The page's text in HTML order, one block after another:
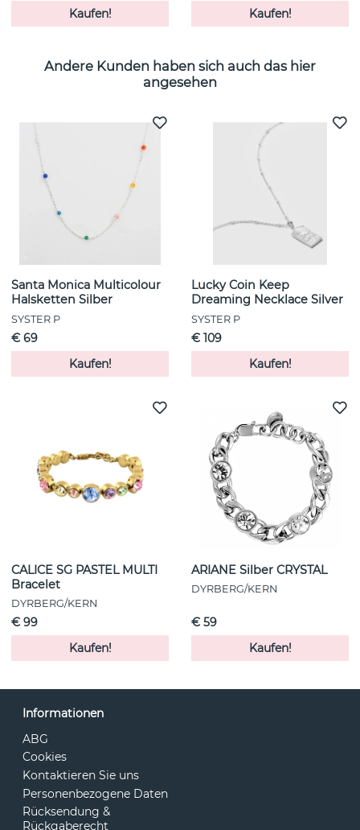
Kaufen!
Kaufen!
Andere Kunden haben sich auch das hier
angesehen
Santa Monica Multicolour
Halsketten Silber
SYSTER P
€ 69
Kaufen!
Lucky Coin Keep
Dreaming Necklace Silver
SYSTER P
€ 109
Kaufen!
CALICE SG PASTEL MULTI
Bracelet
DYRBERG/KERN
€ 99
Kaufen!
ARIANE Silber CRYSTAL
DYRBERG/KERN
€ 59
Kaufen!
Informationen
ABG
Cookies
Kontaktieren Sie uns
Personenbezogene Daten
Rücksendung &
Rückgaberecht